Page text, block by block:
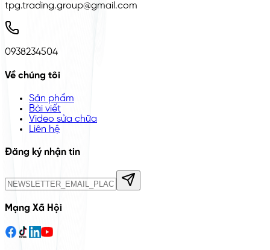
tpg.trading.group@gmail.com
0938234504
Về chúng tôi
Sản phẩm
Bài viết
Video sửa chữa
Liên hệ
Đăng ký nhận tin
Mạng Xã Hội